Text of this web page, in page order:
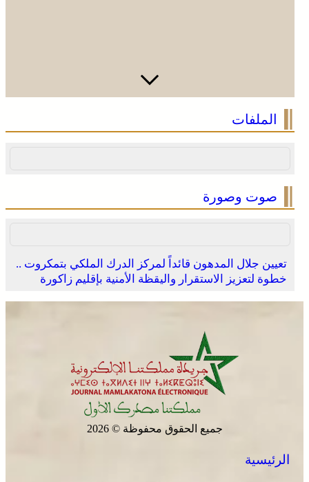
وادي زم .. مبادرة تطوعية لشباب المدينة تعيد الاعتبار لمقبرة
الشهداء بعد الحريق
وادي زم .. مبادرة تطوعية لشباب المدينة تعيد الاعتبار لمقبرة
الجديدة .. افتتاح فعاليات موسم مولاي عبد الله أمغار
الملفات
صوت وصورة
تعيين جلال المدهون قائداً لمركز الدرك الملكي بتمكروت ..
خطوة لتعزيز الاستقرار واليقظة الأمنية بإقليم زاكورة
جميع الحقوق محفوظة © 2026
الرئيسية